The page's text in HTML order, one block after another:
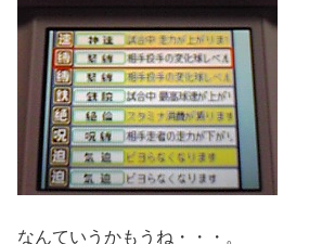
なんていうかもうね・・・。